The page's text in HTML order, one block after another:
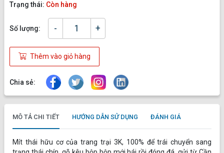
Trạng thái: Còn hàng
Số lượng: - +
Thêm vào giỏ hàng
Chia sẻ:
MÔ TẢ CHI TIẾT HƯỚNG DẪN SỬ DỤNG ĐÁNH GIÁ
Mít thái hữu cơ của trang trại 3K, 100% để trái chuyển sang